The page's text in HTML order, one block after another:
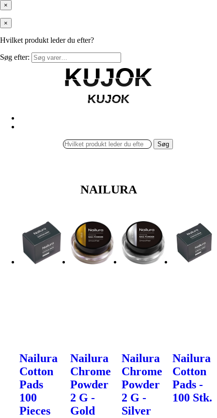
×
×
Hvilket produkt leder du efter?
Søg efter:
KUJOK
KUJOK
KUJOK
KUJOK
Søg
NAILURA
Nailura
Cotton
Pads
100
Pieces
Nailura
Chrome
Powder
2 G -
Gold
Nailura
Chrome
Powder
2 G -
Silver
Nailura
Cotton
Pads -
100 Stk.